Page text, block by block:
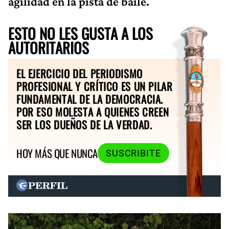
ESTO NO LES GUSTA A LOS
AUTORITARIOS
EL EJERCICIO DEL PERIODISMO
PROFESIONAL Y CRÍTICO ES UN PILAR
FUNDAMENTAL DE LA DEMOCRACIA.
POR ESO MOLESTA A QUIENES CREEN
SER LOS DUEÑOS DE LA VERDAD.
HOY MÁS QUE NUNCA
SUSCRIBITE